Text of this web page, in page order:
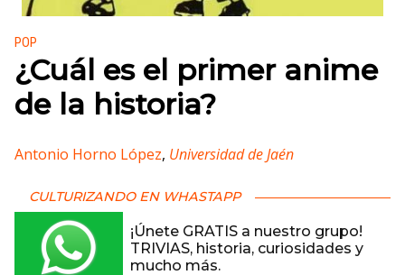
Publicado en:
POP
¿Cuál es el primer anime
de la historia?
Antonio Horno López, Universidad de Jaén
CULTURIZANDO EN WHASTAPP
¡Únete GRATIS a nuestro grupo!
TRIVIAS, historia, curiosidades y
mucho más.